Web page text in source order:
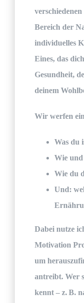
Bereich der
individuelles
Eines, das
Gesundheit,
deinem
Wir werfen
Was du
Wie
Wie du
Und:
Dabei nutze
Motivation
um
antreibt. Wer
kennt – z. B.